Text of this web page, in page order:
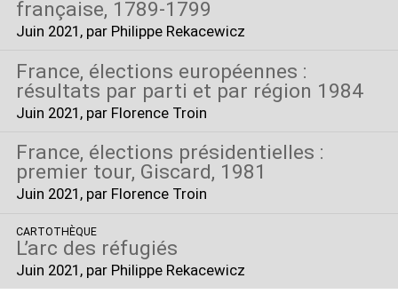
française, 1789-1799
Juin 2021 , par Philippe Rekacewicz
France, élections européennes :
résultats par parti et par région 1984
Juin 2021 , par Florence Troin
France, élections présidentielles :
premier tour, Giscard, 1981
Juin 2021 , par Florence Troin
CARTOTHÈQUE
L’arc des réfugiés
Juin 2021 , par Philippe Rekacewicz